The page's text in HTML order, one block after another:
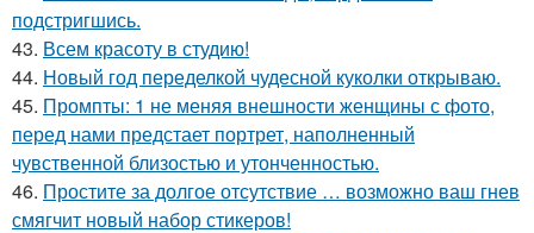
подстригшись.
43. Всем красоту в студию!
44. Новый год переделкой чудесной куколки открываю.
45. Промпты: 1 не меняя внешности женщины с фото,
перед нами предстает портрет, наполненный
чувственной близостью и утонченностью.
46. Простите за долгое отсутствие … возможно ваш гнев
смягчит новый набор стикеров!